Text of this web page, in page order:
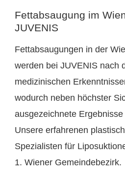
Fettabsaugung im
JUVENIS
Fettabsaugungen in der
werden bei JUVENIS nach
medizinischen
wodurch neben höchster
ausgezeichnete
Unsere erfahrenen
Spezialisten für
1. Wiener Gemeindebezirk.